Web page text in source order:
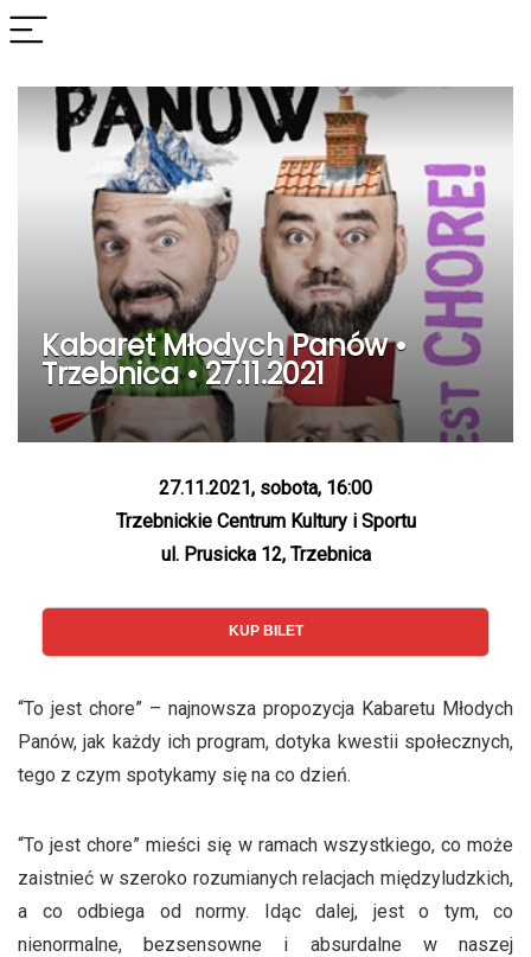
Kabaret Młodych Panów •
Trzebnica • 27.11.2021
27.11.2021, sobota, 16:00
Trzebnickie Centrum Kultury i Sportu
ul. Prusicka 12, Trzebnica
KUP BILET
“To jest chore” – najnowsza propozycja Kabaretu Młodych
Panów, jak każdy ich program, dotyka kwestii społecznych,
tego z czym spotykamy się na co dzień.
“To jest chore” mieści się w ramach wszystkiego, co może
zaistnieć w szeroko rozumianych relacjach międzyludzkich,
a co odbiega od normy. Idąc dalej, jest o tym, co
nienormalne, bezsensowne i absurdalne w naszej